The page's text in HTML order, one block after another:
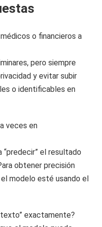
o financieros a
pero siempre
y evitar subir
o identificables en
veces en
el resultado
obtener precisión
modelo esté usando el
exactamente?